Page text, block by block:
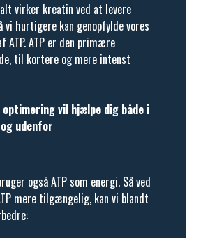
virker kreatin ved at levere
vi hurtigere kan genopfylde vores
ATP. ATP er den primære
til kortere og mere intenst
vil hjælpe dig både i
udenfor
også ATP som energi. Så ved
mere tilgængelig, kan vi blandt